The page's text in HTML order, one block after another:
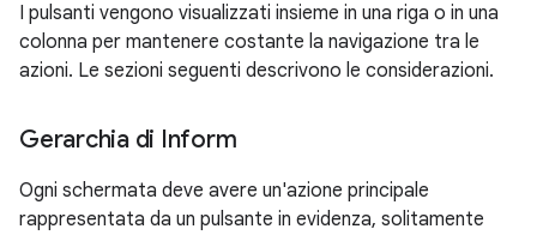
I pulsanti vengono visualizzati insieme in una riga o in una
colonna per mantenere costante la navigazione tra le
azioni. Le sezioni seguenti descrivono le considerazioni.
Gerarchia di Inform
Ogni schermata deve avere un'azione principale
rappresentata da un pulsante in evidenza, solitamente